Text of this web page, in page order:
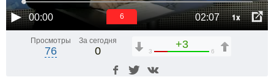
00:00 02:07 1x
6
Просмотры
76
За сегодня
0
+3
3 6